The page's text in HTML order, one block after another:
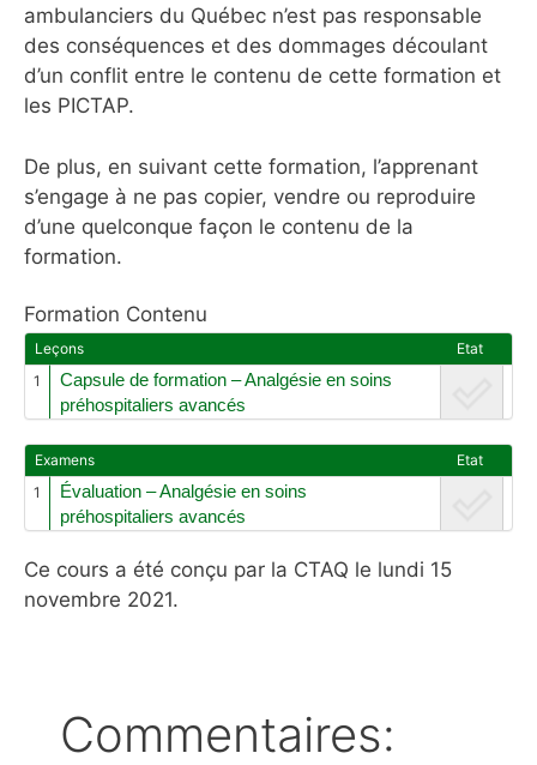
ambulanciers du Québec n’est pas responsable
des conséquences et des dommages découlant
d’un conflit entre le contenu de cette formation et
les PICTAP.
De plus, en suivant cette formation, l’apprenant
s’engage à ne pas copier, vendre ou reproduire
d’une quelconque façon le contenu de la
formation.
Formation Contenu
Leçons
Etat
1
Capsule de formation – Analgésie en soins
préhospitaliers avancés
Examens
Etat
1
Évaluation – Analgésie en soins
préhospitaliers avancés
Ce cours a été conçu par la CTAQ le lundi 15
novembre 2021.
Commentaires: